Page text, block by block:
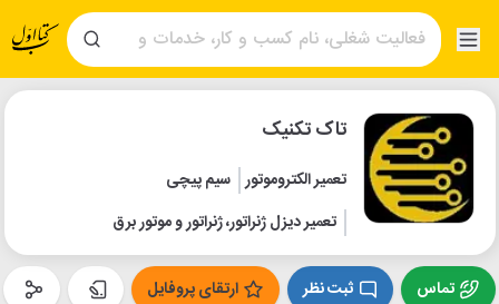
تاک تکنیک
تعمیر الکتروموتور سیم پیچی
تعمیر دیزل ژنراتور، ژنراتور و موتور برق
تماس ثبت نظر ارتقای پروفایل